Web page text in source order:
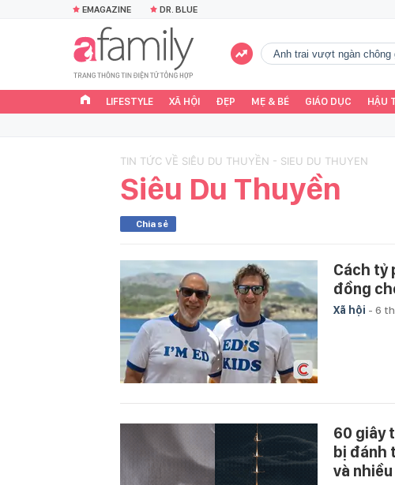
EMAGAZINE DR. BLUE
Anh trai vượt ngàn chông
LIFESTYLE XÃ HỘI ĐẸP MẸ & BÉ GIÁO DỤC HẬU
TIN TỨC VỀ SIÊU DU THUYỀN - SIEU DU THUYEN
Siêu Du Thuyền
Chia sẻ
Cách tỷ
đồng
Xã hội - 6
60 giây
bị đánh
và